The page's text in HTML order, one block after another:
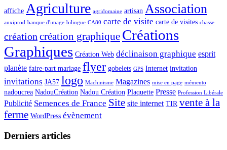
affiche Agriculture agridomaine artisan Association
auxiprod banque d'image bilingue CA80 carte de visite carte de visites chasse
création création graphique Créations
Graphiques Création Web déclinaison graphique esprit
planète faire-part mariage flyer gobelets GPS Internet invitation
invitations JA57 logo Machinisme Magazines mise en page mémento
nadoucrea NadouCréation Nadou Création Plaquette Presse Profession Libérale
Publicité Semences de France Site site internet TIR vente à la
ferme WordPress évènement
Derniers articles